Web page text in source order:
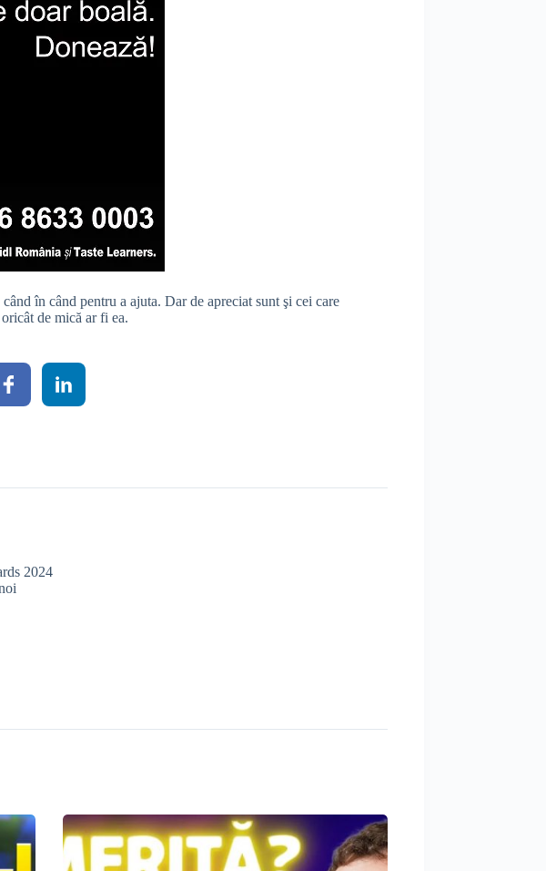
în când pentru a ajuta. Dar de apreciat sunt şi cei care
de mică ar fi ea.
2024